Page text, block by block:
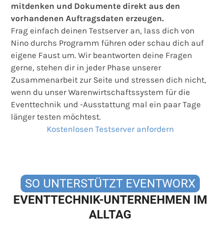
mitdenken und Dokumente direkt aus den
vorhandenen Auftragsdaten erzeugen.
Frag einfach deinen Testserver an, lass dich von
Nino durchs Programm führen oder schau dich auf
eigene Faust um. Wir beantworten deine Fragen
gerne, stehen dir in jeder Phase unserer
Zusammenarbeit zur Seite und stressen dich nicht,
wenn du unser Warenwirtschaftssystem für die
Eventtechnik und -Ausstattung mal ein paar Tage
länger testen möchtest.
Kostenlosen Testserver anfordern
SO UNTERSTÜTZT EVENTWORX
EVENTTECHNIK-UNTERNEHMEN IM
ALLTAG